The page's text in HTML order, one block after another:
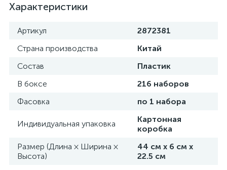
Характеристики
Артикул
2872381
Страна производства
Китай
Состав
Пластик
В боксе
216 наборов
Фасовка
по 1 набора
Индивидуальная упаковка
Картонная
коробка
Размер (Длина × Ширина ×
Высота)
44 см х 6 см х
22.5 см